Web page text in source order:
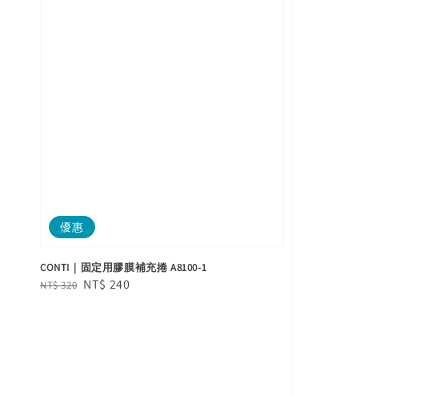
優惠
CONTI｜固定用膠膜補充捲 A8100-1
Regular
NT$ 320 Sale
NT$ 240